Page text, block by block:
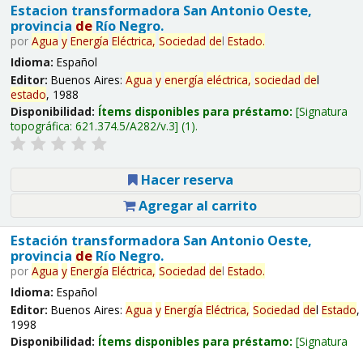
Estacion transformadora San Antonio Oeste,
provincia deRío Negro.
por Agua y Energía Eléctrica, Sociedad del Estado.
Idioma: Español
Editor: Buenos Aires: Agua y energía eléctrica, sociedad del
estado, 1988
Disponibilidad: Ítems disponibles para préstamo: Signatura
topográfica: 621.374.5/A282/v.3 (1).
Hacer reserva
Agregar al carrito
Estación transformadora San Antonio Oeste,
provincia deRío Negro.
por Agua y Energía Eléctrica, Sociedad del Estado.
Idioma: Español
Editor: Buenos Aires: Agua y Energía Eléctrica, Sociedad del Estado,
1998
Disponibilidad: Ítems disponibles para préstamo: Signatura